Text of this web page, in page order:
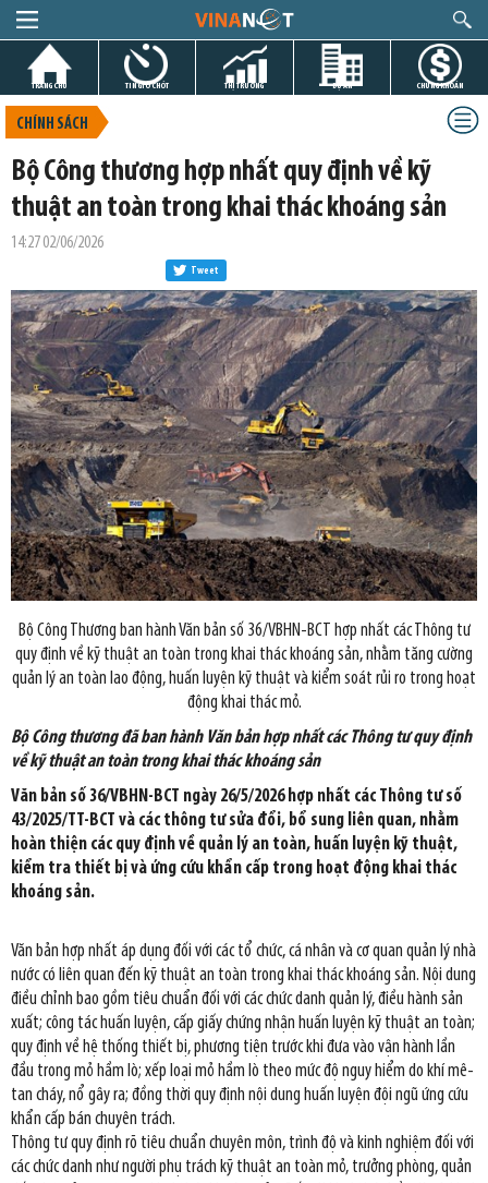
TRANG CHỦ TIN GIỜ CHÓT THỊ TRƯỜNG DỰ ÁN CHỨNG KHOÁN
CHÍNH SÁCH
Bộ Công thương hợp nhất quy định về kỹ
thuật an toàn trong khai thác khoáng sản
14:27 02/06/2026
Tweet
Bộ Công Thương ban hành Văn bản số 36/VBHN-BCT hợp nhất các Thông tư
quy định về kỹ thuật an toàn trong khai thác khoáng sản, nhằm tăng cường
quản lý an toàn lao động, huấn luyện kỹ thuật và kiểm soát rủi ro trong hoạt
động khai thác mỏ.
Bộ Công thương đã ban hành Văn bản hợp nhất các Thông tư quy định
về kỹ thuật an toàn trong khai thác khoáng sản
Văn bản số 36/VBHN-BCT ngày 26/5/2026 hợp nhất các Thông tư số
43/2025/TT-BCT và các thông tư sửa đổi, bổ sung liên quan, nhằm
hoàn thiện các quy định về quản lý an toàn, huấn luyện kỹ thuật,
kiểm tra thiết bị và ứng cứu khẩn cấp trong hoạt động khai thác
khoáng sản.
Văn bản hợp nhất áp dụng đối với các tổ chức, cá nhân và cơ quan quản lý nhà
nước có liên quan đến kỹ thuật an toàn trong khai thác khoáng sản. Nội dung
điều chỉnh bao gồm tiêu chuẩn đối với các chức danh quản lý, điều hành sản
xuất; công tác huấn luyện, cấp giấy chứng nhận huấn luyện kỹ thuật an toàn;
quy định về hệ thống thiết bị, phương tiện trước khi đưa vào vận hành lần
đầu trong mỏ hầm lò; xếp loại mỏ hầm lò theo mức độ nguy hiểm do khí mê-
tan cháy, nổ gây ra; đồng thời quy định nội dung huấn luyện đội ngũ ứng cứu
khẩn cấp bán chuyên trách.
Thông tư quy định rõ tiêu chuẩn chuyên môn, trình độ và kinh nghiệm đối với
các chức danh như người phụ trách kỹ thuật an toàn mỏ, trưởng phòng, quản